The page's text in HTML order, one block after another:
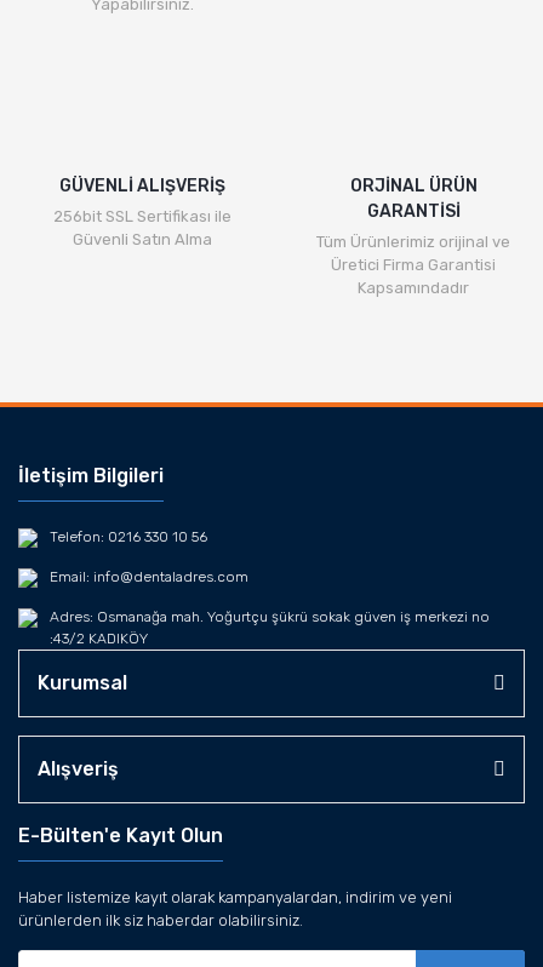
Yapabilirsiniz.
GÜVENLİ ALIŞVERİŞ
256bit SSL Sertifikası ile
Güvenli Satın Alma
ORJİNAL ÜRÜN
GARANTİSİ
Tüm Ürünlerimiz orijinal ve
Üretici Firma Garantisi
Kapsamındadır
İletişim Bilgileri
Telefon: 0216 330 10 56
Email: info@dentaladres.com
Adres: Osmanağa mah. Yoğurtçu şükrü sokak güven iş merkezi no
:43/2 KADIKÖY
Kurumsal
Alışveriş
E-Bülten'e Kayıt Olun
Haber listemize kayıt olarak kampanyalardan, indirim ve yeni
ürünlerden ilk siz haberdar olabilirsiniz.